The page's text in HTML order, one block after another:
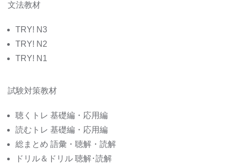
文法教材
TRY! N3
TRY! N2
TRY! N1
試験対策教材
聴くトレ 基礎編・応用編
読むトレ 基礎編・応用編
総まとめ 語彙・聴解・読解
ドリル＆ドリル 聴解･読解